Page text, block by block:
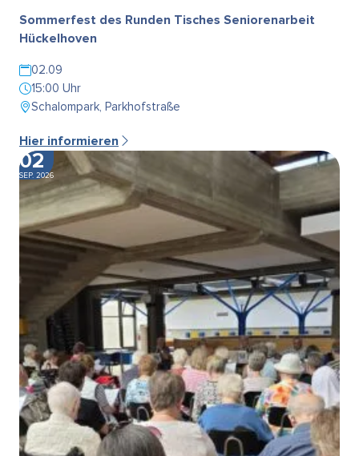
Sommerfest des Runden Tisches Seniorenarbeit
Hückelhoven
02.09
15:00 Uhr
Schalompark, Parkhofstraße
Hier informieren
02
SEP. 2026